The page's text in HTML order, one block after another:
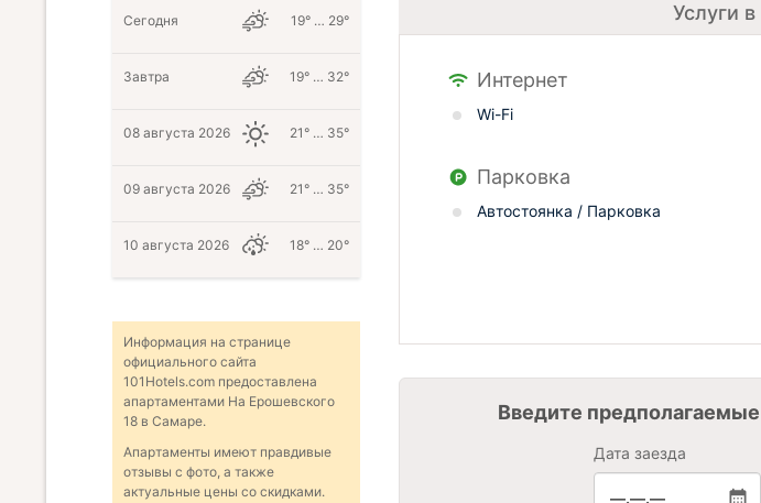
Услуги
Интернет
Wi-Fi
Парковка
Автостоянка / Парковка
Введите
Дата заезда
—.—.—
Сегодня 19° … 29°
Завтра 19° … 32°
08 августа 2026 21° … 35°
09 августа 2026 21° … 35°
10 августа 2026 18° … 20°
Информация на странице
официального сайта
101Hotels.com предоставлена
апартаментами На Ерошевского
18 в Самаре.
Апартаменты имеют правдивые
отзывы с фото, а также
актуальные цены со скидками.